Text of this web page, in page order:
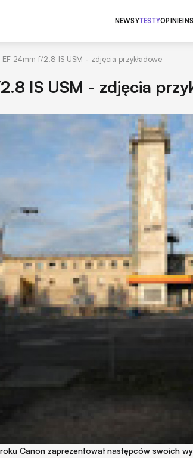
NEWSYTESTYOPINIE
EF 24mm f/2.8 IS USM - zdjęcia przykładowe
IS USM - zdjęcia
Canon zaprezentował następców swoich